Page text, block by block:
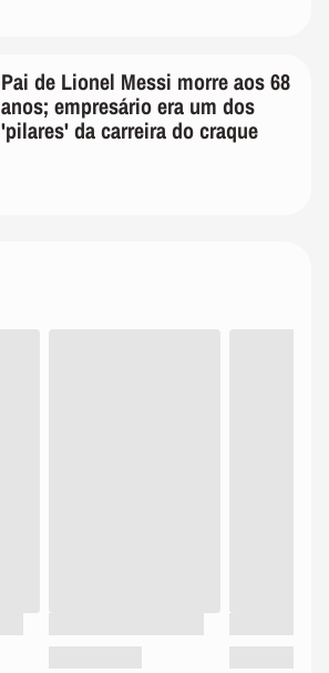
Pai de Lionel Messi morre aos 68
anos; empresário era um dos
'pilares' da carreira do craque